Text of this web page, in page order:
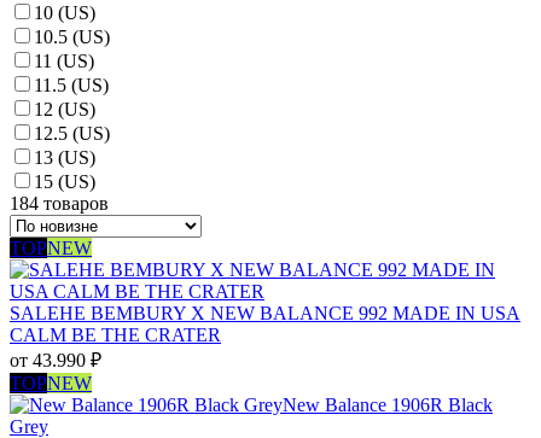
10 (US)
10.5 (US)
11 (US)
11.5 (US)
12 (US)
12.5 (US)
13 (US)
15 (US)
184 товаров
TOPNEW
SALEHE BEMBURY X NEW BALANCE 992 MADE IN USA
CALM BE THE CRATER
от 43.990 ₽
TOPNEW
New Balance 1906R Black
Grey